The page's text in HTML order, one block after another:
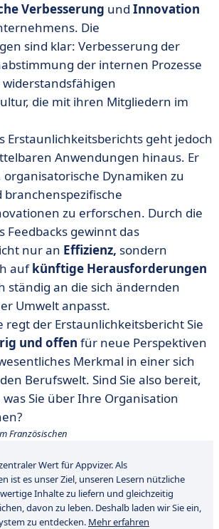
Verbesserung und Innovation
Die
sind klar: Verbesserung der
der internen Prozesse
die mit ihren Mitgliedern im
Erstaunlichkeitsberichts geht jedoch
Anwendungen hinaus. Er
organisatorische Dynamiken zu
zu erforschen. Durch die
Feedbacks gewinnt das
nur an Effizienz, sondern
aufkünftige Herausforderungen
ständig an die sich ändernden
Umwelt anpasst.
regt der Erstaunlichkeitsbericht Sie
und offen für neue Perspektiven
Merkmal in einer sich
Berufswelt. Sind Sie also bereit,
Sie über Ihre Organisation
Französischen
Wert für Appvizer. Als
ist es unser Ziel, unseren Lesern nützliche
Inhalte zu liefern und gleichzeitig
davon zu leben. Deshalb laden wir Sie ein,
zu entdecken. Mehr erfahren